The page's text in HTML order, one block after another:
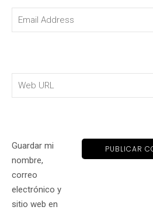
Guardar mi
nombre,
correo
electrónico y
sitio web en